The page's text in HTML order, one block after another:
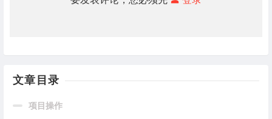
文章目录
项目操作